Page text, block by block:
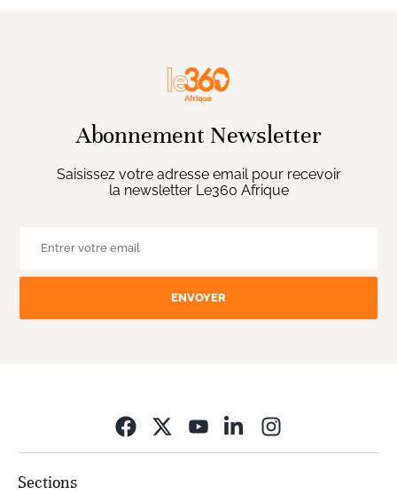
Abonnement Newsletter
Saisissez votre adresse email pour recevoir
la newsletter Le360 Afrique
ENVOYER
Sections